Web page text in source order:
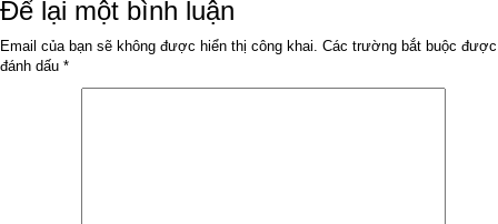
đủ
Để lại một bình luận
Email của bạn sẽ không được hiển thị công khai. Các trường bắt buộc được
đánh dấu *